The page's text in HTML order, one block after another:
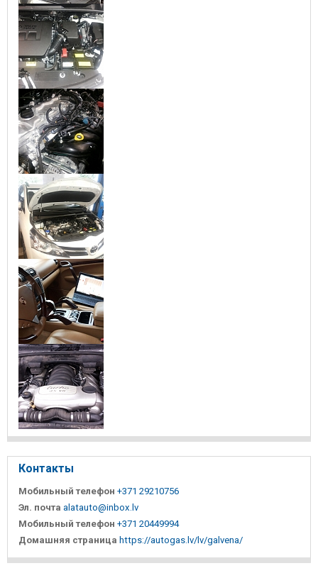
Контакты
Мобильный телефон +371 29210756
Эл. почта alatauto@inbox.lv
Мобильный телефон +371 20449994
Домашняя страница https://autogas.lv/lv/galvena/